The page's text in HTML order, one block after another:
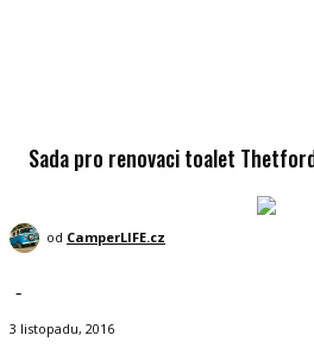
Sada pro renovaci toalet
od CamperLIFE.cz
-
3 listopadu, 2016